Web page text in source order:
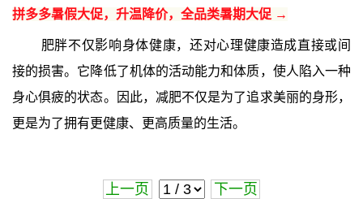
拼多多暑假大促，升温降价，全品类暑期大促 →
肥胖不仅影响身体健康，还对心理健康造成直接或间
接的损害。它降低了机体的活动能力和体质，使人陷入一种
身心俱疲的状态。因此，减肥不仅是为了追求美丽的身形，
更是为了拥有更健康、更高质量的生活。
上一页 下一页